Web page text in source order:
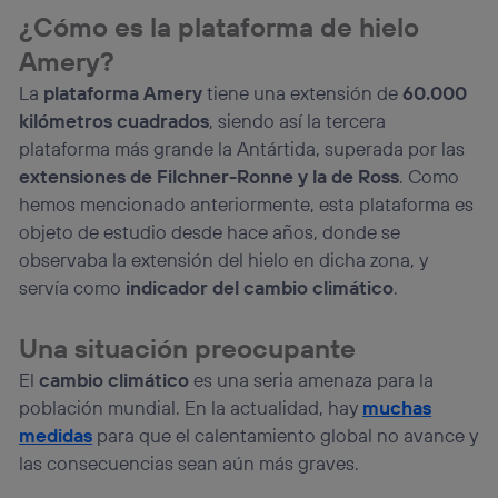
¿Cómo es la plataforma de hielo
Amery?
La plataforma Amerytiene una extensión de60.000
kilómetros cuadrados, siendo así la tercera
plataforma más grande la Antártida, superada por las
extensiones de Filchner-Ronne y la de Ross. Como
hemos mencionado anteriormente, esta plataforma es
objeto de estudio desde hace años, donde se
observaba la extensión del hielo en dicha zona, y
servía como indicador del cambio climático.
Una situación preocupante
Elcambio climáticoes una seria amenaza para la
población mundial. En la actualidad, hay muchas
medidas para que el calentamiento global no avance y
las consecuencias sean aún más graves.